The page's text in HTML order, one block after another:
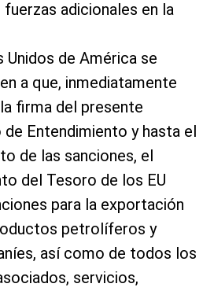
fuerzas adicionales en la
Unidos de América se
a que, inmediatamente
firma del presente
Entendimiento y hasta el
de las sanciones, el
del Tesoro de los EU
para la exportación
petrolíferos y
así como de todos los
servicios,